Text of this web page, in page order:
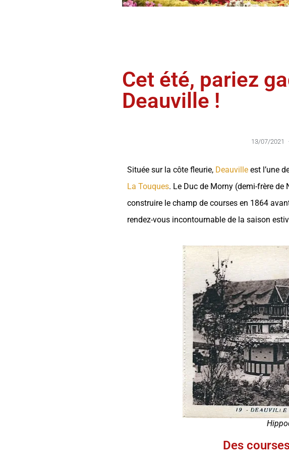
Cet été, pariez
Deauville !
13/07/2021
Située sur la côte fleurie, Deauville est l’une
La Touques. Le Duc de Morny (demi-frère de
construire le champ de courses en 1864
rendez-vous incontournable de la saison
Des